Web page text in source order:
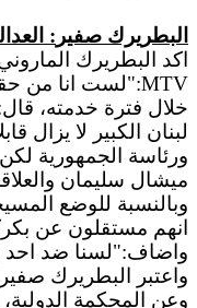
البطريرك صفير :
اكد البطريرك
MTV:"لست انا من
خلال فترة خدمته،
لبنان الكبير لا يزال
ورئاسة الجمهورية
ميشال سليمان
وبالنسبة للوضع
انهم مستقلون عن
واضاف:"لسنا ضد احد
واعتبر البطريرك
وعن المحكمة